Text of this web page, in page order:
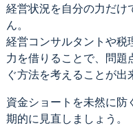
経営状況を自分の力だけ
ん。
経営コンサルタントや税
力を借りることで、問題
ぐ方法を考えることが出
資金ショートを未然に防
期的に見直しましょう。